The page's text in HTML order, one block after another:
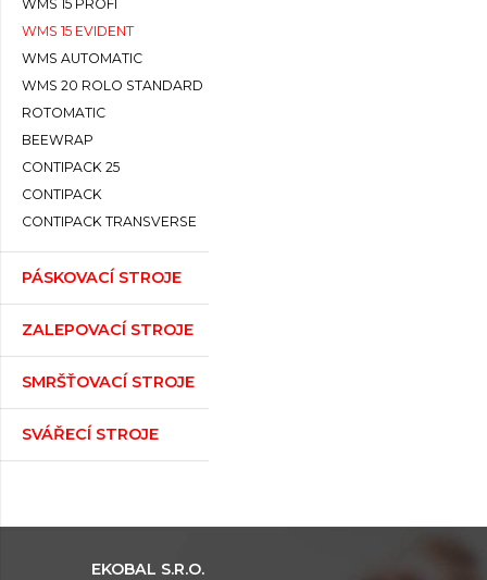
WMS 15 PROFI
WMS 15 EVIDENT
WMS AUTOMATIC
WMS 20 ROLO STANDARD
ROTOMATIC
BEEWRAP
CONTIPACK 25
CONTIPACK
CONTIPACK TRANSVERSE
PÁSKOVACÍ STROJE
ZALEPOVACÍ STROJE
SMRŠŤOVACÍ STROJE
SVÁŘECÍ STROJE
EKOBAL S.R.O.